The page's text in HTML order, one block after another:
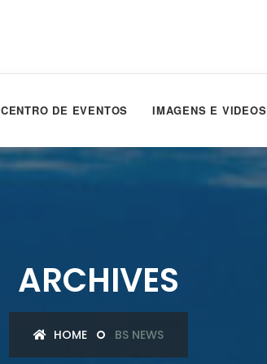
CENTRO DE EVENTOS IMAGENS E VIDEOS
ARCHIVES
HOME BS NEWS